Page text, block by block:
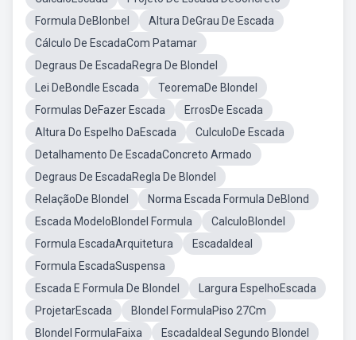
Formula DeBlonbel
Altura DeGrau De Escada
Cálculo De EscadaCom Patamar
Degraus De EscadaRegra De Blondel
Lei DeBondle Escada
TeoremaDe Blondel
Formulas DeFazer Escada
ErrosDe Escada
Altura Do Espelho DaEscada
CulculoDe Escada
Detalhamento De EscadaConcreto Armado
Degraus De EscadaRegla De Blondel
RelaçãoDe Blondel
Norma Escada Formula DeBlond
Escada ModeloBlondel Formula
CalculoBlondel
Formula EscadaArquitetura
EscadaIdeal
Formula EscadaSuspensa
Escada E Formula De Blondel
Largura EspelhoEscada
ProjetarEscada
Blondel FormulaPiso 27Cm
Blondel FormulaFaixa
EscadaIdeal Segundo Blondel